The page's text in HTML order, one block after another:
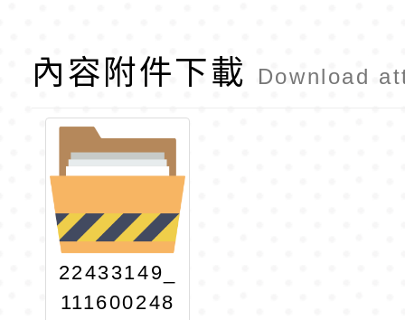
內容附件下載 Download
22433149_
111600248